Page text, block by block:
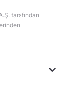
tarafından